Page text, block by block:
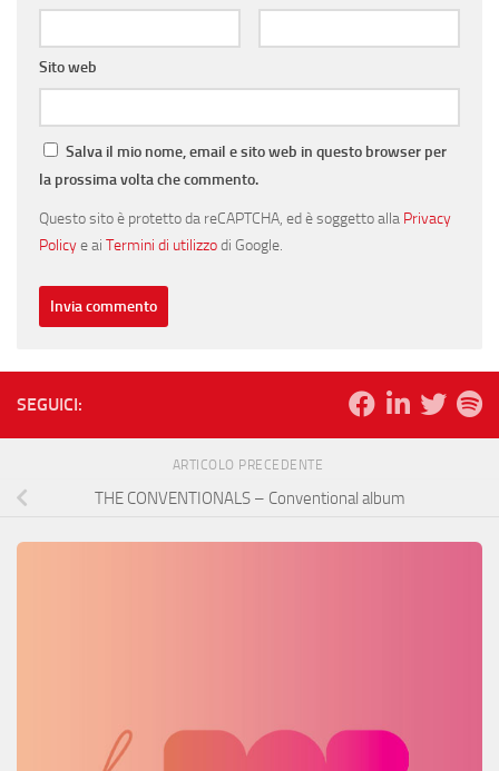
Sito web
Salva il mio nome, email e sito web in questo browser per
la prossima volta che commento.
Questo sito è protetto da reCAPTCHA, ed è soggetto alla Privacy
Policye ai Termini di utilizzodi Google.
SEGUICI:
ARTICOLO PRECEDENTE
THE CONVENTIONALS – Conventional album